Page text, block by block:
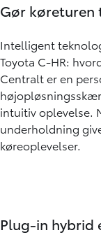
Gør køreturen
Intelligent
Toyota C-HR:
Centralt er en
intuitiv oplevelse.
underholdning
køreoplevelser.
Plug-in hybrid